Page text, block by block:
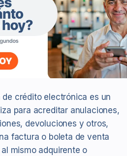
de crédito electrónica es un
para acreditar anulaciones,
devoluciones y otros,
factura o boleta de venta
mismo adquirente o